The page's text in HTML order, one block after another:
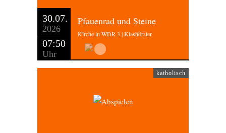
30.07.
2026
07:50
Uhr
Pfauenrad und Steine
Kirche in WDR 3 | Klashörster
katholisch